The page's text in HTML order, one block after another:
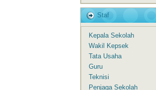
Staf
Kepala Sekolah
Wakil Kepsek
Tata Usaha
Guru
Teknisi
Penjaga Sekolah